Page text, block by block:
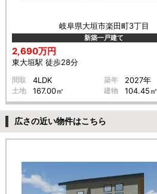
岐阜県大垣市楽田町3丁目
新築一戸建て
2,690万円
東大垣駅 徒歩28分
間取 4LDK 築年 2027年
土地 167.00㎡ 建物 104.45㎡
広さの近い物件はこちら